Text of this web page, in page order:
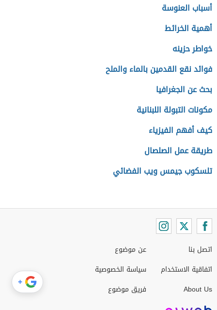
أسباب العنوسة
أهمية الخرائط
خواطر حزينه
فوائد نقع القدمين بالماء والملح
بحث عن الجغرافيا
مكونات التبولة اللبنانية
كيف أفهم الفيزياء
طريقة عمل الصلصال
تلسكوب جيمس ويب الفضائي
اتصل بنا
اتفاقية الاستخدام
About Us
عن موضوع
سياسة الخصوصية
فريق موضوع
+